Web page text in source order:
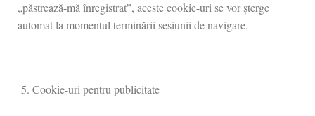
„păstrează-mă înregistrat”, aceste cookie-uri se vor șterge
automat la momentul terminării sesiunii de navigare.
Cookie-uri pentru publicitate